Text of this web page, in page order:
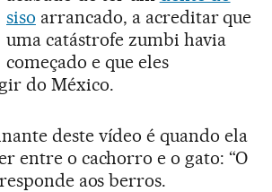
siso arrancado, a acreditar que
uma catástrofe zumbi havia
começado e que eles
do México.
deste vídeo é quando ela
entre o cachorro e o gato: “O
aos berros.